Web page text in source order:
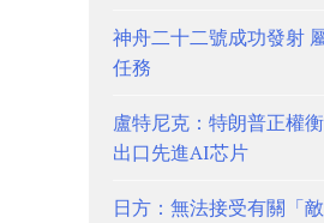
神舟二十二號成功發射
任務
盧特尼克：特朗普正權
出口先進AI芯片
日方：無法接受有關「